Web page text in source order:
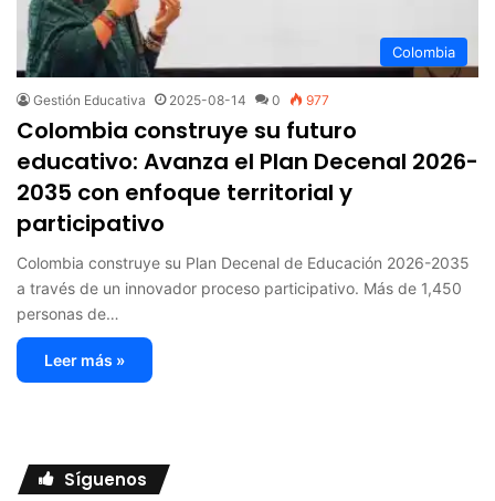
Colombia
Gestión Educativa 2025-08-14 0 977
Colombia construye su futuro
educativo: Avanza el Plan Decenal 2026-
2035 con enfoque territorial y
participativo
Colombia construye su Plan Decenal de Educación 2026-2035
a través de un innovador proceso participativo. Más de 1,450
personas de…
Leer más »
Síguenos